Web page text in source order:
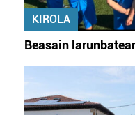
KIROLA
Beasain